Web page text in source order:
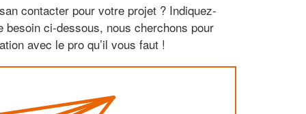
contacter pour votre projet ? Indiquez-
besoin ci-dessous, nous cherchons pour
avec le pro qu’il vous faut !